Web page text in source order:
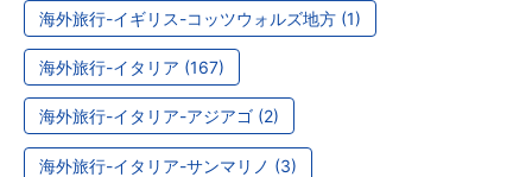
海外旅行-イギリス-コッツウォルズ地方 (1)
海外旅行-イタリア (167)
海外旅行-イタリア-アジアゴ (2)
海外旅行-イタリア-サンマリノ (3)